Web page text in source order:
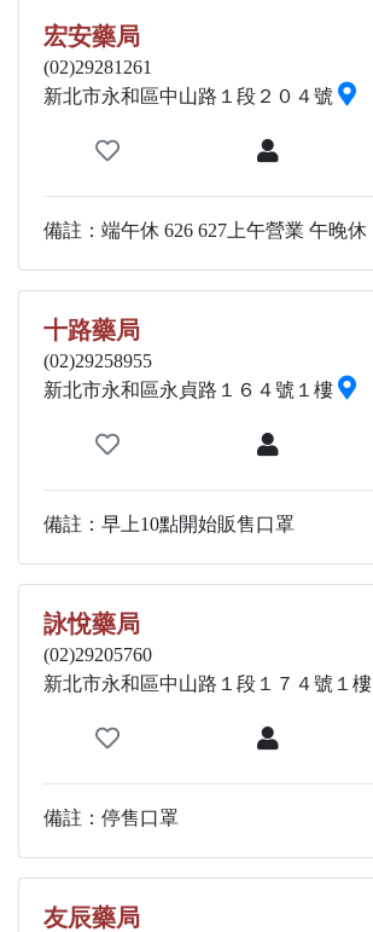
宏安藥局
(02)29281261
新北市永和區中山路１段２０４號
備註：端午休 626 627上午營業 午晚休
十路藥局
(02)29258955
新北市永和區永貞路１６４號１樓
備註：早上10點開始販售口罩
詠悅藥局
(02)29205760
新北市永和區中山路１段１７４號１樓
備註：停售口罩
友辰藥局